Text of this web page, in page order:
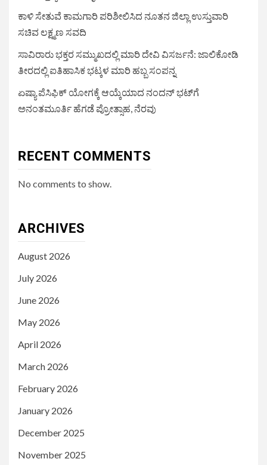
ಕಾಳಿ ಸೇತುವೆ ಕಾಮಗಾರಿ ಪರಿಶೀಲಿಸಿದ ನೂತನ ಜಿಲ್ಲಾ ಉಸ್ತುವಾರಿ
ಸಚಿವ ಲಕ್ಷ್ಮಣ ಸವದಿ
ಸಾವಿರಾರು ಭಕ್ತರ ಸಮ್ಮುಖದಲ್ಲಿ ಮಾರಿ ದೇವಿ ವಿಸರ್ಜನೆ: ಜಾಲಿಕೋಡಿ
ತೀರದಲ್ಲಿ ಐತಿಹಾಸಿಕ ಭಟ್ಕಳ ಮಾರಿ ಹಬ್ಬ ಸಂಪನ್ನ
ಏಷ್ಯಾ ಪೆಸಿಫಿಕ್ ಯೋಗಕ್ಕೆ ಆಯ್ಕೆಯಾದ ನಂದನ್ ಭಟ್‌ಗೆ
ಅನಂತಮೂರ್ತಿ ಹೆಗಡೆ ಪ್ರೋತ್ಸಾಹ, ನೆರವು
RECENT COMMENTS
No comments to show.
ARCHIVES
August 2026
July 2026
June 2026
May 2026
April 2026
March 2026
February 2026
January 2026
December 2025
November 2025